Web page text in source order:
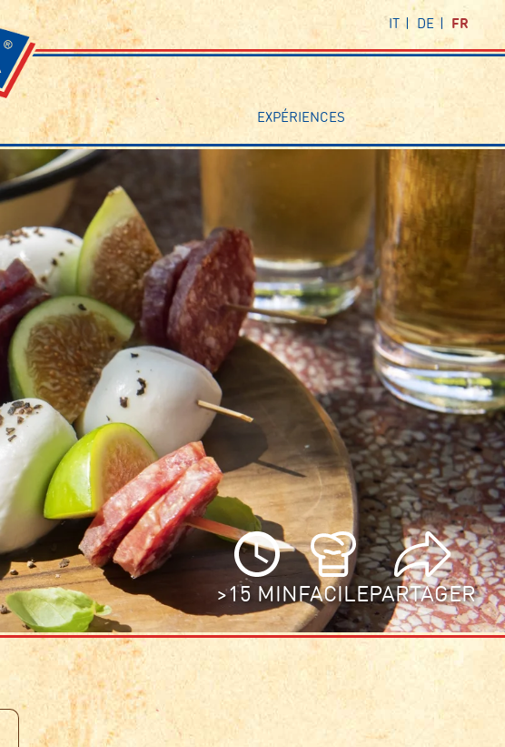
IT DE FR
EXPÉRIENCES
>15 MINFACILEPARTAGER